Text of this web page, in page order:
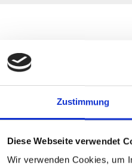
Zustimmung
Diese Webseite verwendet
Wir verwenden Cookies, um